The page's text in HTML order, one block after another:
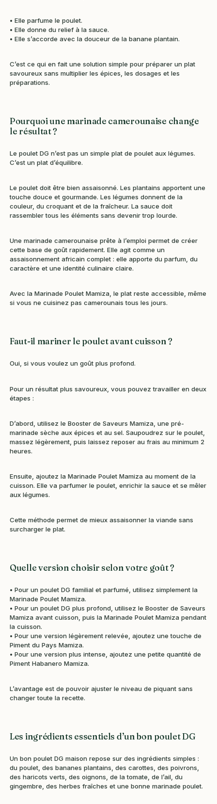
• Elle parfume le poulet.
• Elle donne du relief à la sauce.
• Elle s’accorde avec la douceur de la banane plantain.
C’est ce qui en fait une solution simple pour préparer un plat
savoureux sans multiplier les épices, les dosages et les
préparations.
Pourquoi une marinade camerounaise change
le résultat ?
Le poulet DG n’est pas un simple plat de poulet aux légumes.
C’est un plat d’équilibre.
Le poulet doit être bien assaisonné. Les plantains apportent une
touche douce et gourmande. Les légumes donnent de la
couleur, du croquant et de la fraîcheur. La sauce doit
rassembler tous les éléments sans devenir trop lourde.
Une marinade camerounaise prête à l’emploi permet de créer
cette base de goût rapidement. Elle agit comme un
assaisonnement africain complet : elle apporte du parfum, du
caractère et une identité culinaire claire.
Avec la Marinade Poulet Mamiza, le plat reste accessible, même
si vous ne cuisinez pas camerounais tous les jours.
Faut-il mariner le poulet avant cuisson ?
Oui, si vous voulez un goût plus profond.
Pour un résultat plus savoureux, vous pouvez travailler en deux
étapes :
D’abord, utilisez le Booster de Saveurs Mamiza, une pré-
marinade sèche aux épices et au sel. Saupoudrez sur le poulet,
massez légèrement, puis laissez reposer au frais au minimum 2
heures.
Ensuite, ajoutez la Marinade Poulet Mamiza au moment de la
cuisson. Elle va parfumer le poulet, enrichir la sauce et se mêler
aux légumes.
Cette méthode permet de mieux assaisonner la viande sans
surcharger le plat.
Quelle version choisir selon votre goût ?
• Pour un poulet DG familial et parfumé, utilisez simplement la
Marinade Poulet Mamiza.
• Pour un poulet DG plus profond, utilisez le Booster de Saveurs
Mamiza avant cuisson, puis la Marinade Poulet Mamiza pendant
la cuisson.
• Pour une version légèrement relevée, ajoutez une touche de
Piment du Pays Mamiza.
• Pour une version plus intense, ajoutez une petite quantité de
Piment Habanero Mamiza.
L’avantage est de pouvoir ajuster le niveau de piquant sans
changer toute la recette.
Les ingrédients essentiels d’un bon poulet DG
Un bon poulet DG maison repose sur des ingrédients simples :
du poulet, des bananes plantains, des carottes, des poivrons,
des haricots verts, des oignons, de la tomate, de l’ail, du
gingembre, des herbes fraîches et une bonne marinade poulet.